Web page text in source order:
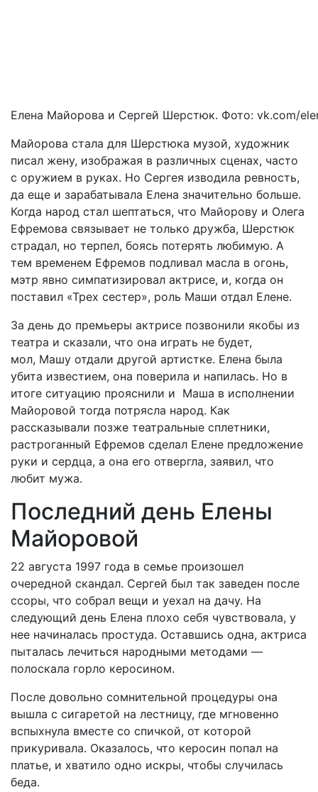
Елена Майорова и Сергей Шерстюк. Фото: vk.com/
Майорова стала для Шерстюка музой, художник
писал жену, изображая в различных сценах, часто
с оружием в руках. Но Сергея изводила ревность,
да еще и зарабатывала Елена значительно больше.
Когда народ стал шептаться, что Майорову и Олега
Ефремова связывает не только дружба, Шерстюк
страдал, но терпел, боясь потерять любимую. А
тем временем Ефремов подливал масла в огонь,
мэтр явно симпатизировал актрисе, и, когда он
поставил «Трех сестер», роль Маши отдал Елене.
За день до премьеры актрисе позвонили якобы из
театра и сказали, что она играть не будет,
мол, Машу отдали другой артистке. Елена была
убита известием, она поверила и напилась. Но в
итоге ситуацию прояснили и Маша в исполнении
Майоровой тогда потрясла народ. Как
рассказывали позже театральные сплетники,
растроганный Ефремов сделал Елене предложение
руки и сердца, а она его отвергла, заявил, что
любит мужа.
Последний день Елены
Майоровой
22 августа 1997 года в семье произошел
очередной скандал. Сергей был так заведен после
ссоры, что собрал вещи и уехал на дачу. На
следующий день Елена плохо себя чувствовала, у
нее начиналась простуда. Оставшись одна, актриса
пыталась лечиться народными методами —
полоскала горло керосином.
После довольно сомнительной процедуры она
вышла с сигаретой на лестницу, где мгновенно
вспыхнула вместе со спичкой, от которой
прикуривала. Оказалось, что керосин попал на
платье, и хватило одно искры, чтобы случилась
беда.